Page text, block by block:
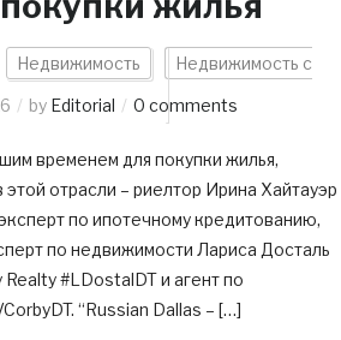
Недвижимость Недвижимость с
by Editorial 0 comments
временем для покупки жилья,
отрасли – риелтор Ирина Хайтауэр
по ипотечному кредитованию,
по недвижимости Лариса Досталь
#LDostalDT и агент по
“Russian Dallas – […]